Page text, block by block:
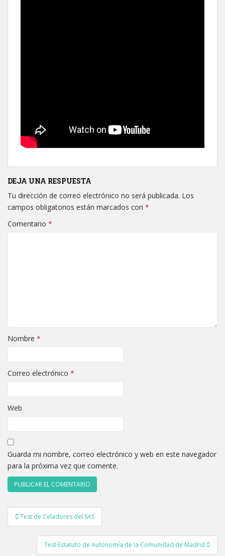
DEJA UNA RESPUESTA
Tu dirección de correo electrónico no será publicada. Los
campos obligatorios están marcados con *
Comentario *
Nombre *
Correo electrónico *
Web
Guarda mi nombre, correo electrónico y web en este navegador
para la próxima vez que comente.
Navegación
de
entradas
Test de Celadores del SAS
Test Estatuto de Autonomía de la Comunidad de Madrid